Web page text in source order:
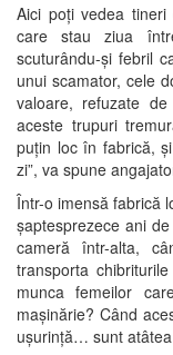
Aici poți vedea
care stau ziua
scuturându-și febril
unui scamator, cele
valoare, refuzate
aceste trupuri
puțin loc în fabrică,
zi”, va spune
Într-o imensă fabrică
șaptesprezece ani
cameră într-alta,
transporta
munca femeilor
mașinărie? Când
ușurință… sunt